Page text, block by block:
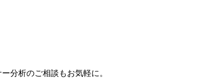
分析のご相談もお気軽に。